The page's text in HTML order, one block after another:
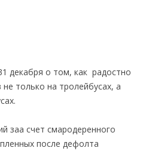
декабря о том, как радостно
только на тролейбусах, а
заа счет смародеренного
после дефолта